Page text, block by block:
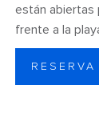
están abiertas
frente a la